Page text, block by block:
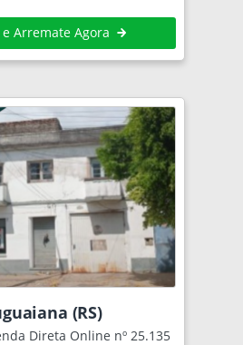
Arremate Agora
(RS)
Direta Online nº 25.135